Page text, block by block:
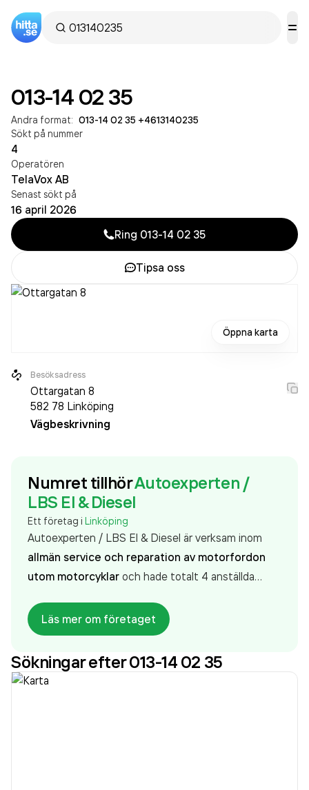
013-14 02 35
Andra format: 013-14 02 35 +4613140235
Sökt på nummer
4
Operatören
TelaVox AB
Senast sökt på
16 april 2026
Ring 013-14 02 35
Tipsa oss
Öppna karta
Besöksadress
Ottargatan 8
582 78 Linköping
Vägbeskrivning
Numret tillhörAutoexperten /
LBS El & Diesel
Ett företag i Linköping
Autoexperten / LBS El & Diesel är verksam inom
allmän service och reparation av motorfordon
utom motorcyklar och hade totalt 4 anställda
sedan 2024 då det jobbade 5 personer på
företaget. Bolaget är ett aktiebolag som varit aktivt
sedan 2013. Autoexperten / LBS El & Diesel
omsatte 5 428 000,00 krsenaste räkenskapsåret
Läs mer om företaget
Sökningar efter 013-14 02 35